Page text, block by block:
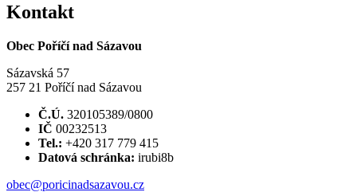
Kontakt
Obec Poříčí nad Sázavou
Sázavská 57
257 21 Poříčí nad Sázavou
Č.Ú. 320105389/0800
IČ 00232513
Tel.: +420 317 779 415
Datová schránka: irubi8b
obec@poricinadsazavou.cz